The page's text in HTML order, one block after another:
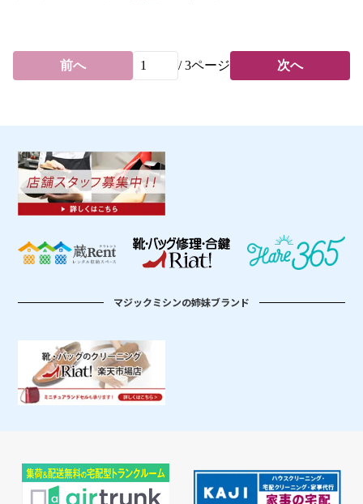
前へ /3ページ 次へ
マジックミシンの姉妹ブランド